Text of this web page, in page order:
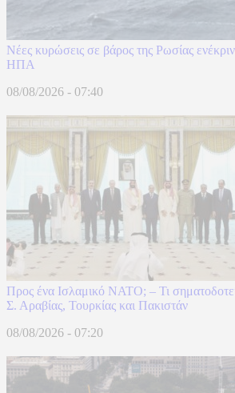
Νέες κυρώσεις σε βάρος της Ρωσίας
ΗΠΑ
08/08/2026 - 07:40
Προς ένα Ισλαμικό ΝΑΤΟ; – Τι
Σ. Αραβίας, Τουρκίας και Πακιστάν
08/08/2026 - 07:20